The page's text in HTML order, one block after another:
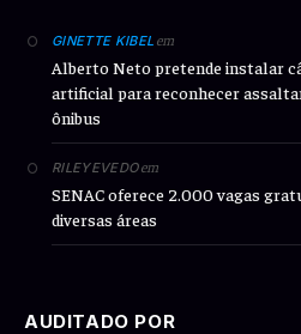
GINETTE KIBEL em
Alberto Neto pretende instalar
artificial para reconhecer
ônibus
RILEYEVEDOem
SENAC oferece 2.000 vagas
diversas áreas
AUDITADO POR